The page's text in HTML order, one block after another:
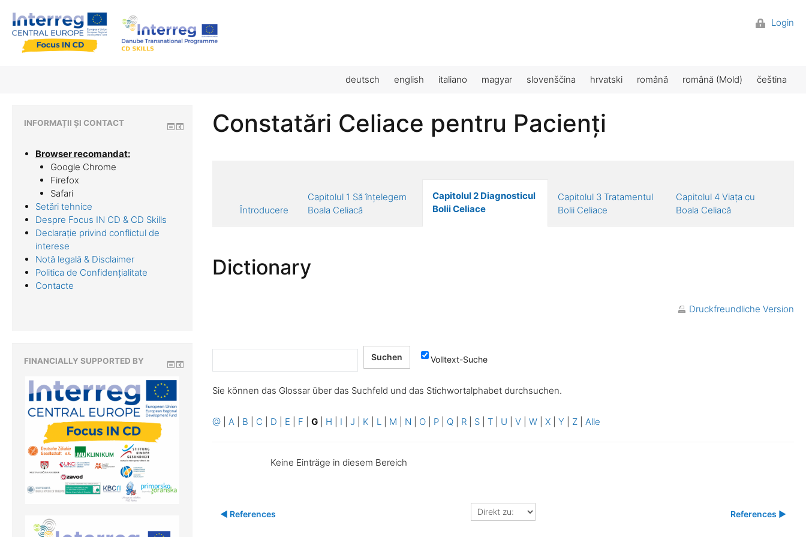
Login
deutsch english italiano magyar slovenščina hrvatski română română (Mold) čeština
Constatări Celiace pentru Pacienți
Întroducere
Capitolul 1 Să înțelegem
Boala Celiacă
Capitolul 2 Diagnosticul
Bolii Celiace
Capitolul 3 Tratamentul
Bolii Celiace
Capitolul 4 Viața cu
Boala Celiacă
Dictionary
Druckfreundliche Version
Volltext-Suche
Sie können das Glossar über das Suchfeld und das Stichwortalphabet durchsuchen.
@ |A B C D E F |G H I |J K L M N O P Q R S |T U |V |W |X |Y Z |Alle
Keine Einträge in diesem Bereich
◀︎ References
Direkt
zu:
References ▶︎
INFORMAȚII ȘI CONTACT
Browser recomandat:
Google Chrome
Firefox
Safari
Setări tehnice
Despre Focus IN CD & CD Skills
Declarație privind conflictul de
interese
Notă legală & Disclaimer
Politica de Confidențialitate
Contacte
FINANCIALLY SUPPORTED BY